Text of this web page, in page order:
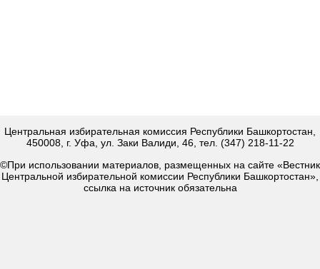
Центральная избирательная комиссия Республики Башкортостан,
450008, г. Уфа, ул. Заки Валиди, 46, тел. (347) 218-11-22
©При использовании материалов, размещенных на сайте «Вестник
Центральной избирательной комиссии Республики Башкортостан»,
ссылка на источник обязательна